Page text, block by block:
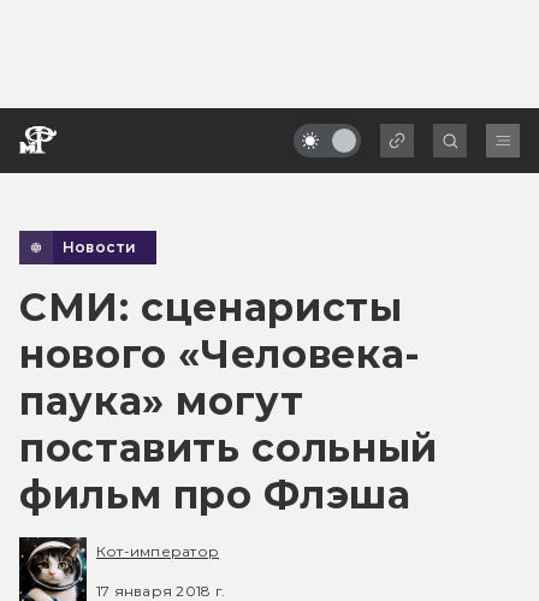
Новости
СМИ: сценаристы
нового «Человека-
паука» могут
поставить сольный
фильм про Флэша
Кот-император
17 января 2018 г.